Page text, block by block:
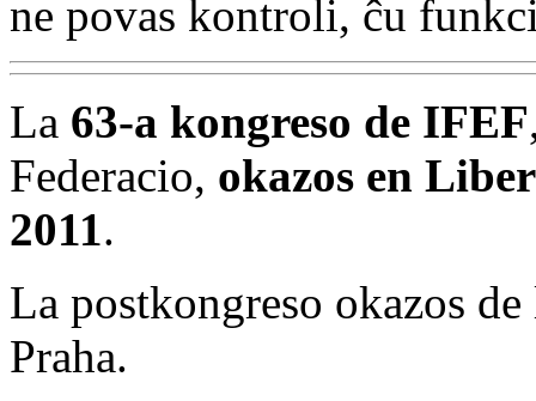
ne povas kontroli, ĉu
La 63-a kongreso de IFEF
Federacio, okazos en
2011 .
La postkongreso okazos
Praha.